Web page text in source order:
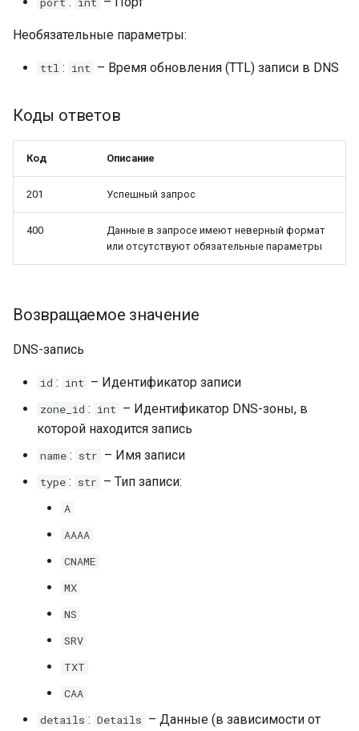
Необязательные параметры:
ttl : int – Время обновления (TTL) записи в DNS
Коды ответов
Код Описание
201 Успешный запрос
400
Данные в запросе имеют неверный формат
или отсутствуют обязательные параметры
Возвращаемое значение
DNS-запись
id : int – Идентификатор записи
zone_id : int – Идентификатор DNS-зоны, в
которой находится запись
name : str – Имя записи
type : str – Тип записи:
A
AAAA
CNAME
MX
NS
SRV
TXT
CAA
details : Details – Данные (в зависимости от